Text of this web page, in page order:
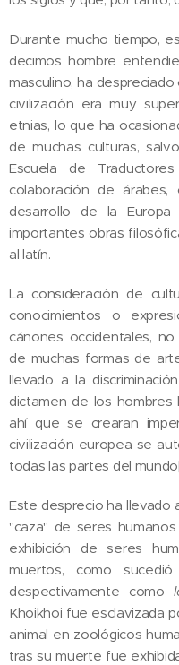
Durante mucho tiempo,
decimos hombre
masculino, ha
civilización era muy
etnias, lo que ha
de muchas culturas,
Escuela de
colaboración de
desarrollo de la
importantes obras
al latín.
La consideración de
conocimientos o
cánones occidentales,
de muchas formas de
llevado a la
dictamen de los hombres
ahí que se crearan
civilización europea se
todas las partes del
Este desprecio ha llevado
"caza" de seres
exhibición de seres
muertos, como
despectivamente como
Khoikhoi fue esclavizada
animal en zoológicos
tras su muerte fue